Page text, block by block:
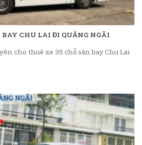
BAY CHU LAI ĐI QUẢNG NGÃI
cho thuê xe 35 chỗ sân bay Chu Lai